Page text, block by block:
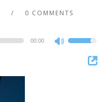
0 COMMENTS
00:00
Use
Up/Down